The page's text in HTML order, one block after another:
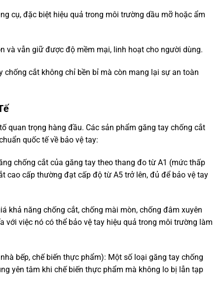
cụ, đặc biệt hiệu quả trong môi trường dầu mỡ hoặc ẩm
và vẫn giữ được độ mềm mại, linh hoạt cho người dùng.
cắt không chỉ bền bỉ mà còn mang lại sự an toàn
quan trọng hàng đầu. Các sản phẩm găng tay chống cắt
quốc tế về bảo vệ tay:
chống cắt của găng tay theo thang đo từ A1 (mức thấp
cao cấp thường đạt cấp độ từ A5 trở lên, đủ để bảo vệ tay
khả năng chống cắt, chống mài mòn, chống đâm xuyên
việc nó có thể bảo vệ tay hiệu quả trong môi trường làm
bếp, chế biến thực phẩm): Một số loại găng tay chống
yên tâm khi chế biến thực phẩm mà không lo bị lẫn tạp